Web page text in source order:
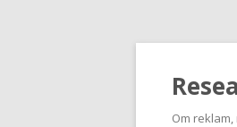
Om